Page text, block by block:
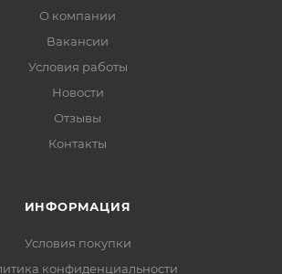
О компании
Вакансии
Условия работы
Новости
Отзывы
Контакты
ИНФОРМАЦИЯ
Условия покупки
конфиденциальности